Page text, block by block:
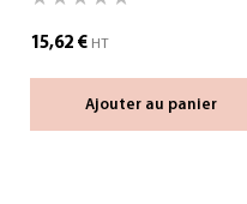
15,62 € HT
Ajouter au panier